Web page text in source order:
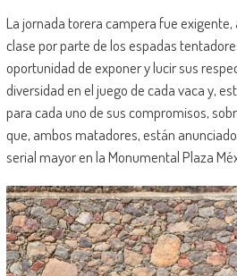
La jornada torera campera fue
clase por parte de los espadas
oportunidad de exponer y lucir sus
diversidad en el juego de cada vaca y,
para cada uno de sus compromisos,
que, ambos matadores, están
serial mayor en la Monumental Plaza